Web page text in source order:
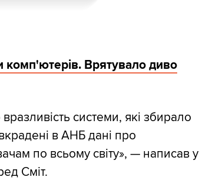
комп'ютерів. Врятувало диво
системи, які збирало
в АНБ дані про
по всьому світу», — написав у
Сміт.